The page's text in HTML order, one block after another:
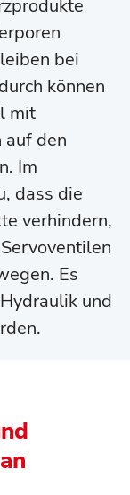
bei
können
mit
den
Im
dass die
verhindern,
Es
und